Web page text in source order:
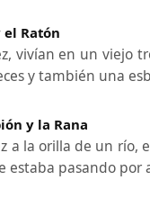
el Ratón
vivían en un viejo
y también una
y la Rana
a la orilla de un río,
estaba pasando por